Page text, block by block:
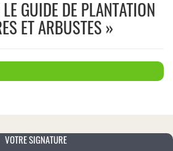
GUIDE DE PLANTATION
ET ARBUSTES »
VOTRE SIGNATURE